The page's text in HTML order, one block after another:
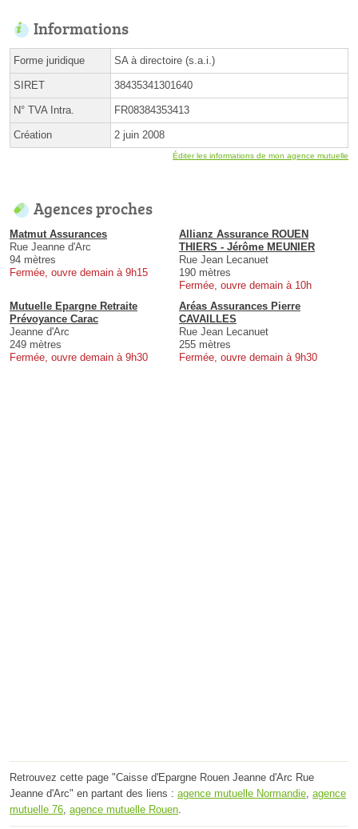
Informations
Forme juridique SA à directoire (s.a.i.)
SIRET 38435341301640
N° TVA Intra. FR08384353413
Création 2 juin 2008
Éditer les informations de mon agence mutuelle
Agences proches
Matmut Assurances
Rue Jeanne d'Arc
94 mètres
Fermée, ouvre demain à 9h15
Allianz Assurance ROUEN
THIERS - Jérôme MEUNIER
Rue Jean Lecanuet
190 mètres
Fermée, ouvre demain à 10h
Mutuelle Epargne Retraite
Prévoyance Carac
Jeanne d'Arc
249 mètres
Fermée, ouvre demain à 9h30
Aréas Assurances Pierre
CAVAILLES
Rue Jean Lecanuet
255 mètres
Fermée, ouvre demain à 9h30
Retrouvez cette page "Caisse d'Epargne Rouen Jeanne d'Arc Rue
Jeanne d'Arc" en partant des liens : agence mutuelle Normandie agence
mutuelle 76 agence mutuelle Rouen